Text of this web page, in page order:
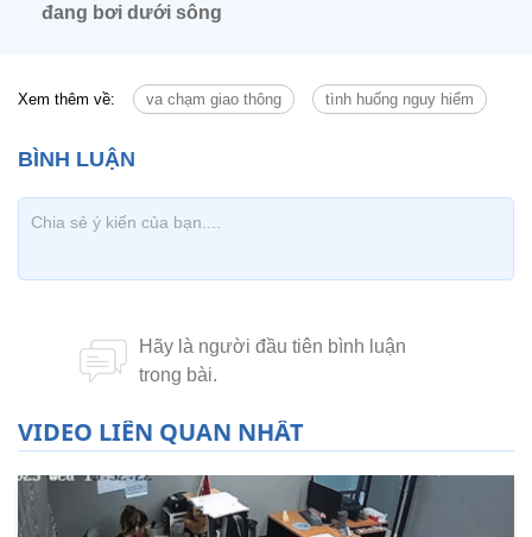
đang bơi dưới sông
Xem thêm về: va chạm giao thông tình huống nguy hiểm
VIDEO LIÊN QUAN NHẤT